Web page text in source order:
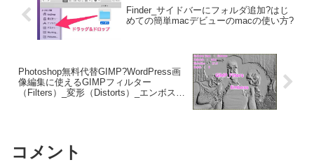
Finder_サイドバーにフォルダ追加?はじ
めての簡単macデビューのmacの使い方?
Photoshop無料代替GIMP?WordPress画
像編集に使えるGIMPフィルター
（Filters）_変形（Distorts）_エンボス
コメント